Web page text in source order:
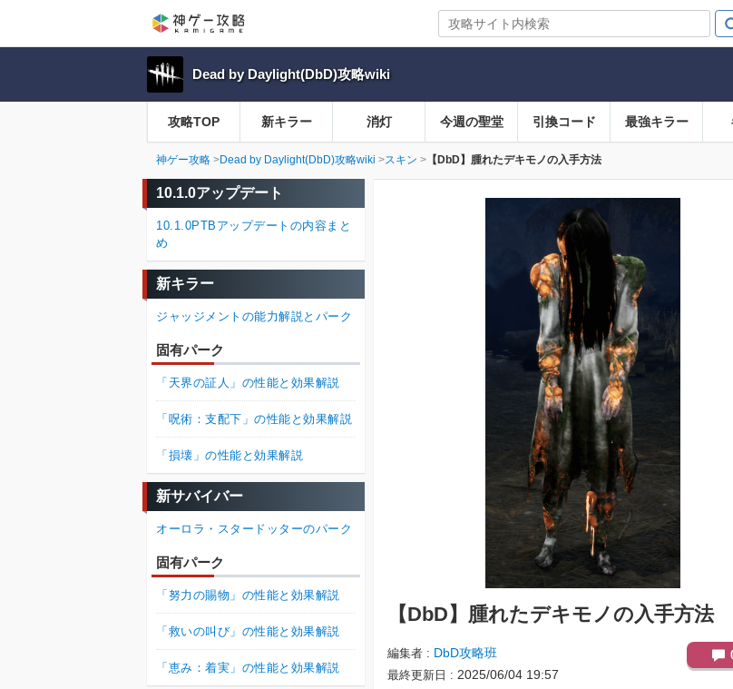
Dead by Daylight(DbD)攻略wiki
攻略TOP 新キラー 消灯 今週の聖堂 引換コード 最強キラー
神ゲー攻略 Dead by Daylight(DbD)攻略wiki スキン 【DbD】腫れたデキモノの入手方法
【DbD】 腫れたデキモノの入手方法
編集者 DbD攻略班
最終更新日 2025/06/04 19:57
10.1.0アップデート
10.1.0PTBアップデートの内容まと
め
新キラー
ジャッジメントの能力解説とパーク
固有パーク
「天界の証人」の性能と効果解説
「呪術：支配下」の性能と効果解説
「損壊」の性能と効果解説
新サバイバー
オーロラ・スタードッターのパーク
固有パーク
「努力の賜物」の性能と効果解説
「救いの叫び」の性能と効果解説
「恵み：着実」の性能と効果解説